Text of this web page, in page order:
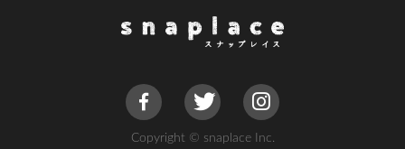
Copyright © snaplace Inc.